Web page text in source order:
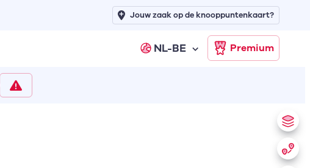
NL-BE Premium
Jouw zaak op de knooppuntenkaart?